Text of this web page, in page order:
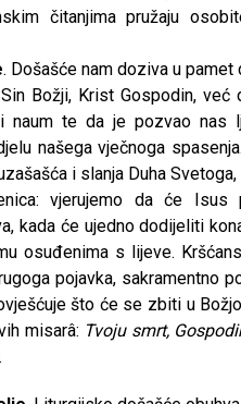
čitanjima pružaju
. Došašće nam doziva u
Božji, Krist Gospodin,
naum te da je pozvao nas
našega vječnoga
i slanja Duha
vjerujemo da će
kada će ujedno dodijeliti
osuđenima s lijeve.
pojavka, sakramentno
što će se zbiti u
misarâ: Tvoju smrt,
.